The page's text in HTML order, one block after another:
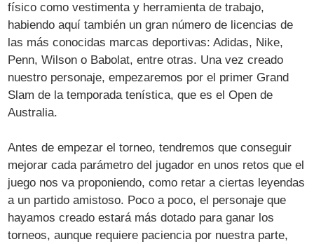
físico como vestimenta y herramienta de trabajo,
habiendo aquí también un gran número de licencias de
las más conocidas marcas deportivas: Adidas, Nike,
Penn, Wilson o Babolat, entre otras. Una vez creado
nuestro personaje, empezaremos por el primer Grand
Slam de la temporada tenística, que es el Open de
Australia.
Antes de empezar el torneo, tendremos que conseguir
mejorar cada parámetro del jugador en unos retos que el
juego nos va proponiendo, como retar a ciertas leyendas
a un partido amistoso. Poco a poco, el personaje que
hayamos creado estará más dotado para ganar los
torneos, aunque requiere paciencia por nuestra parte,